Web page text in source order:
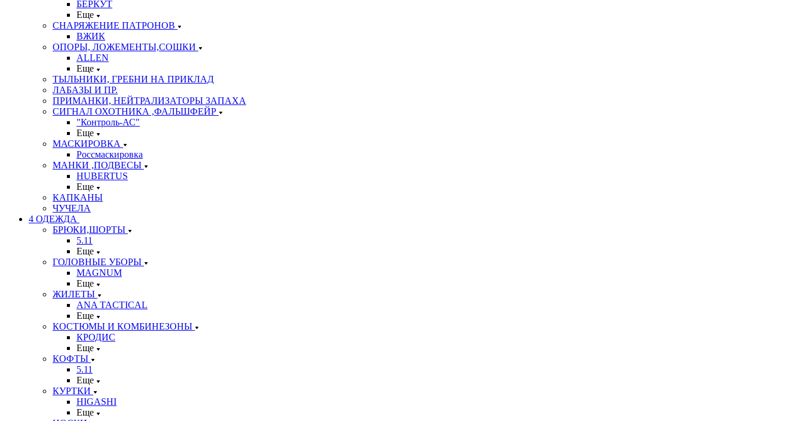
БЕРКУТ
Еще
СНАРЯЖЕНИЕ ПАТРОНОВ
ВЖИК
ОПОРЫ, ЛОЖЕМЕНТЫ,СОШКИ
ALLEN
Еще
ТЫЛЬНИКИ, ГРЕБНИ НА ПРИКЛАД
ЛАБАЗЫ И ПР.
ПРИМАНКИ, НЕЙТРАЛИЗАТОРЫ ЗАПАХА
СИГНАЛ ОХОТНИКА ,ФАЛЬШФЕЙР
"Контроль-АС"
Еще
МАСКИРОВКА
Россмаскировка
МАНКИ ,ПОДВЕСЫ
HUBERTUS
Еще
КАПКАНЫ
ЧУЧЕЛА
4 ОДЕЖДА
БРЮКИ,ШОРТЫ
5.11
Еще
ГОЛОВНЫЕ УБОРЫ
MAGNUM
Еще
ЖИЛЕТЫ
ANA TACTICAL
Еще
КОСТЮМЫ И КОМБИНЕЗОНЫ
КРОДИС
Еще
КОФТЫ
5.11
Еще
КУРТКИ
HIGASHI
Еще